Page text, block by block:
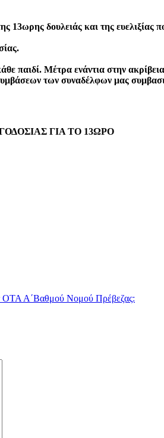
δουλειάς και της
παιδί. Μέτρα ενάντια στην
των συναδέλφων μας
ΓΙΑ ΤΟ 13ΩΡΟ
ΟΤΑ Α΄Βαθμού Νομού Πρέβεζας: